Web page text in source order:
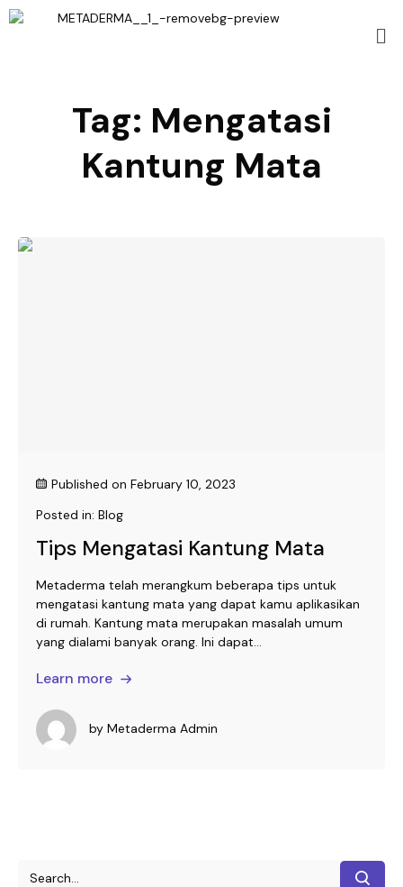
Tag: Mengatasi
Kantung Mata
Published on February 10, 2023
Posted in: Blog
Tips Mengatasi Kantung Mata
Metaderma telah merangkum beberapa tips untuk
mengatasi kantung mata yang dapat kamu aplikasikan
di rumah. Kantung mata merupakan masalah umum
yang dialami banyak orang. Ini dapat...
Learn more
by Metaderma Admin